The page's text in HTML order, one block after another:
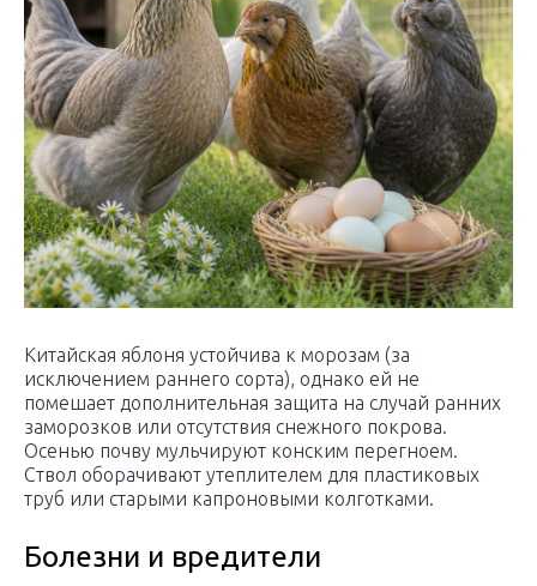
Китайская яблоня устойчива к морозам (за
исключением раннего сорта), однако ей не
помешает дополнительная защита на случай ранних
заморозков или отсутствия снежного покрова.
Осенью почву мульчируют конским перегноем.
Ствол оборачивают утеплителем для пластиковых
труб или старыми капроновыми колготками.
Болезни и вредители